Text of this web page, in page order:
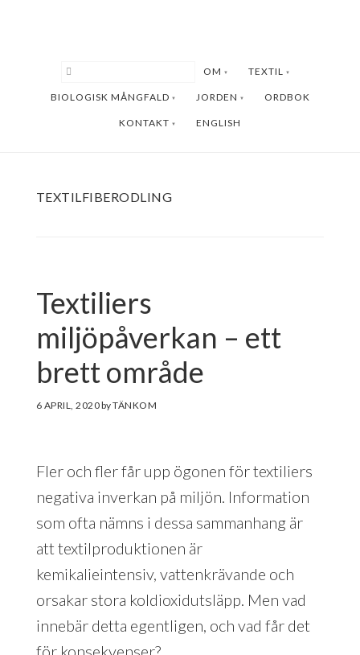
huvudinnehåll
OM TEXTIL
BIOLOGISK MÅNGFALD JORDEN ORDBOK
KONTAKT ENGLISH
TEXTILFIBERODLING
Textiliers
miljöpåverkan – ett
brett område
6 APRIL, 2020by
Fler och fler får upp ögonen för textiliers
negativa inverkan på miljön. Information
som ofta nämns i dessa sammanhang är
att textilproduktionen är
kemikalieintensiv, vattenkrävande och
orsakar stora koldioxidutsläpp. Men vad
innebär detta egentligen, och vad får det
för konsekvenser? …